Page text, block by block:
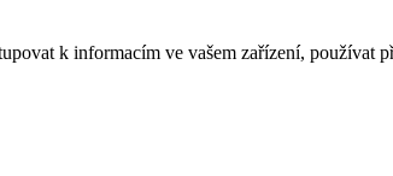
k informacím ve vašem zařízení, používat